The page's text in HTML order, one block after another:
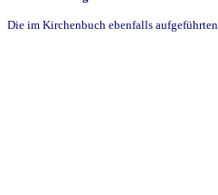
Die im Kirchenbuch ebenfalls